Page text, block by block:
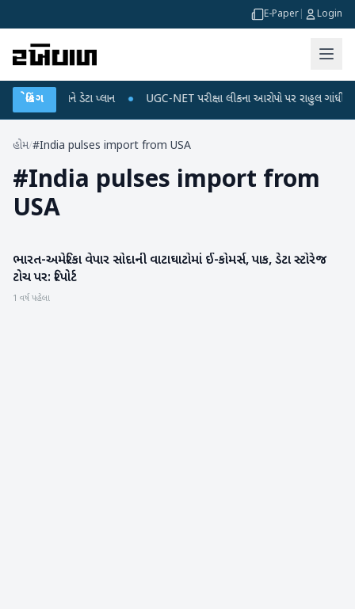
E-Paper Login
બ્રેકિંગ
રિચાર્જ અને ડેટા પ્લાન ● UGC-NET પરીક્ષા લીકના આરોપો પર રાહુલ ગાંધીએ કેન્દ્ર
હોમ/#India pulses import from USA
#India pulses import from
USA
બિઝનેસ
ભારત-અમેરિકા વેપાર સોદાની વાટાઘાટોમાં ઈ-કોમર્સ, પાક, ડેટા સ્ટોરેજ
ટોચ પર: રિપોર્ટ
1 વર્ષ પહેલા